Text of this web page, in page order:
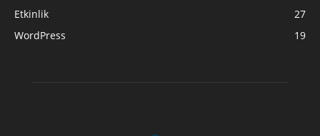
Etkinlik
27
WordPress
19